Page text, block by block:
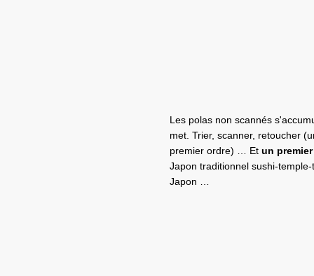
Les polas non scannés
met. Trier, scanner, retoucher
premier ordre) … Et un
Japon traditionnel sushi-
Japon …